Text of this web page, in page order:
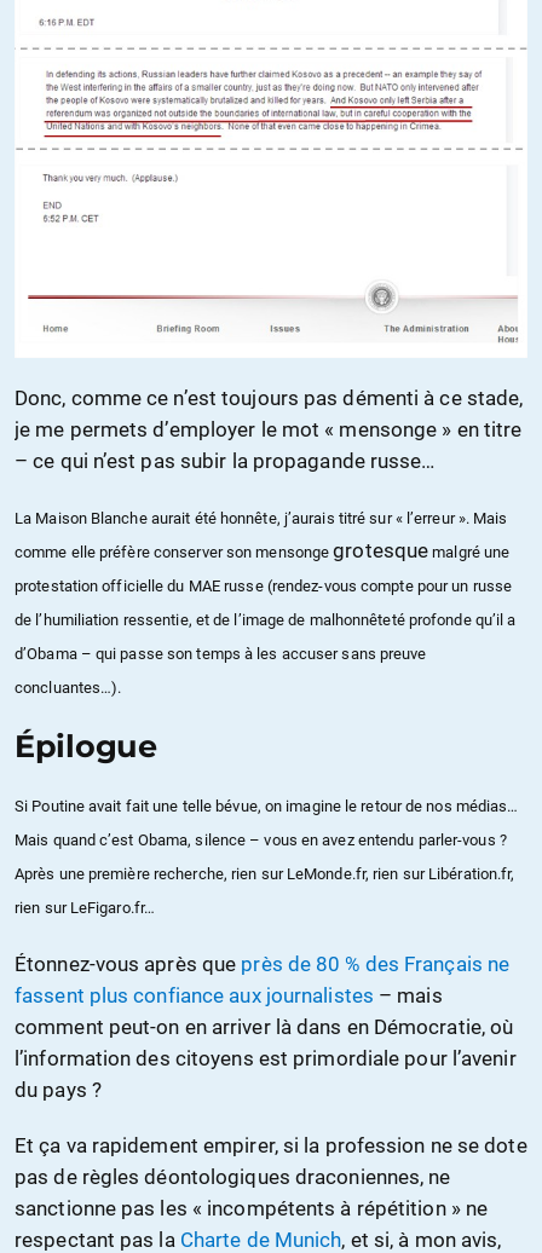
Donc, comme ce n’est toujours pas démenti à ce stade,
je me permets d’employer le mot « mensonge » en titre
– ce qui n’est pas subir la propagande russe…
La Maison Blanche aurait été honnête, j’aurais titré sur « l’erreur ». Mais
comme elle préfère conserver son mensongegrotesque malgré une
protestation officielle du MAE russe (rendez-vous compte pour un russe
de l’humiliation ressentie, et de l’image de malhonnêteté profonde qu’il a
d’Obama – qui passe son temps à les accuser sans preuve
concluantes…).
Épilogue
Si Poutine avait fait une telle bévue, on imagine le retour de nos médias…
Mais quand c’est Obama, silence – vous en avez entendu parler-vous ?
Après une première recherche, rien sur LeMonde.fr, rien sur Libération.fr,
rien sur LeFigaro.fr…
Étonnez-vous après que près de 80 % des Français ne
fassent plus confiance aux journalistes – mais
comment peut-on en arriver là dans en Démocratie, où
l’information des citoyens est primordiale pour l’avenir
du pays ?
Et ça va rapidement empirer, si la profession ne se dote
pas de règles déontologiques draconiennes, ne
sanctionne pas les « incompétents à répétition » ne
respectant pas la Charte de Munich, et si, à mon avis,